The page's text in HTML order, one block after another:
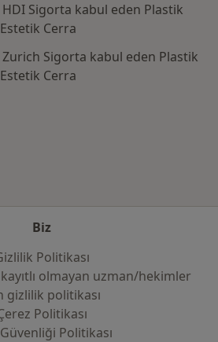
Sigorta kabul eden Plastik
Cerra
Sigorta kabul eden Plastik
Cerra
Biz
Politikası
olmayan uzman/hekimler
gizlilik politikası
Politikası
Politikası